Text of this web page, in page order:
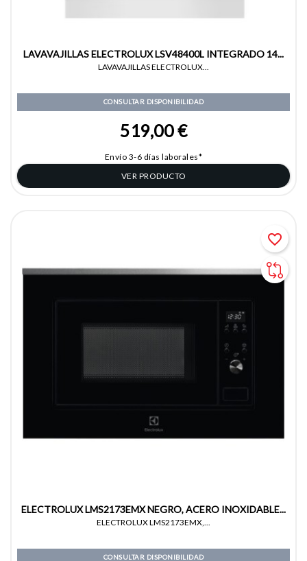
LAVAVAJILLAS ELECTROLUX LSV48400L INTEGRADO 14...
LAVAVAJILLAS ELECTROLUX...
CONSULTAR DISPONIBILIDAD
519,00 €
Envío 3-6 días laborales*
VER PRODUCTO
ELECTROLUX LMS2173EMX NEGRO, ACERO INOXIDABLE...
ELECTROLUX LMS2173EMX,...
CONSULTAR DISPONIBILIDAD
favorite_border